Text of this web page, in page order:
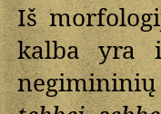
Iš
kalba yra